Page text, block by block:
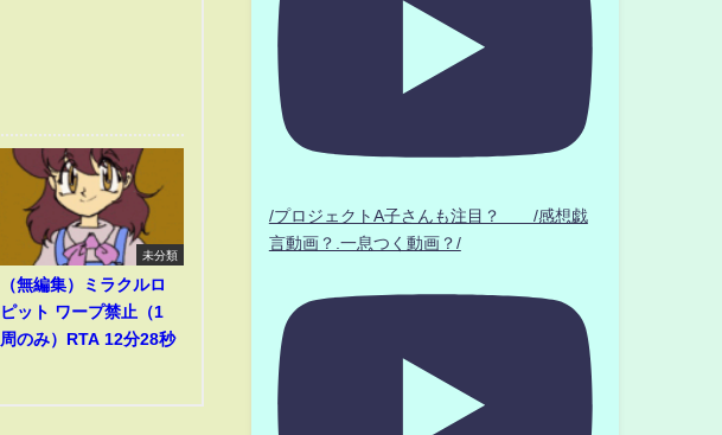
未分類
（無編集）ミラクルロ
ピット ワープ禁止（1
周のみ）RTA 12分28秒
/プロジェクトA子さんも注目？ /感想戯
言動画？.一息つく動画？/